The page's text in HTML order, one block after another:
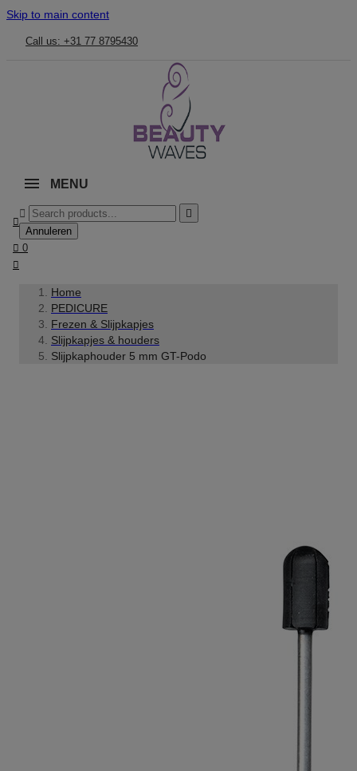
Skip to main content
Call us: +31 77 8795430
MENU



Annuleren
 0

Home
PEDICURE
Frezen & Slijpkapjes
Slijpkapjes & houders
Slijpkaphouder 5 mm GT-Podo